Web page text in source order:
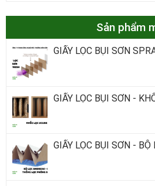
Sản phẩm
GIẤY LỌC BỤI SƠN
GIẤY LỌC BỤI SƠN -
GIẤY LỌC BỤI SƠN - BỘ